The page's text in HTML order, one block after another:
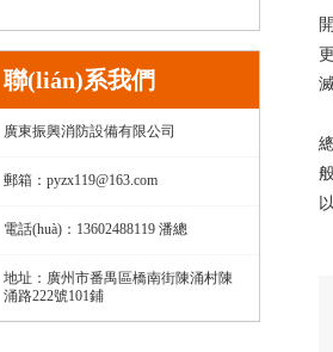
聯(lián)系我們
廣東振興消防設備有限公司
郵箱：pyzx119@163.com
電話(huà)：13602488119 潘總
地址：廣州市番禺區橋南街陳涌村陳
涌路222號101鋪
總